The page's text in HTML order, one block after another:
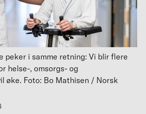
peker i samme retning: Vi blir flere
helse-, omsorgs- og
øke. Foto: Bo Mathisen / Norsk